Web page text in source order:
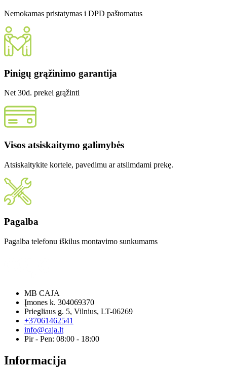
Nemokamas pristatymas i DPD paštomatus
Pinigų grąžinimo garantija
Net 30d. prekei grąžinti
Visos atsiskaitymo galimybės
Atsiskaitykite kortele, pavedimu ar atsiimdami prekę.
Pagalba
Pagalba telefonu iškilus montavimo sunkumams
MB CAJA
Įmones k. 304069370
Priegliaus g. 5, Vilnius, LT-06269
+37061462541
info@caja.lt
Pir - Pen: 08:00 - 18:00
Informacija